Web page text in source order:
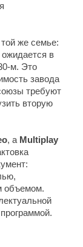
же семье:
в
м. Это
завода
требуют
вторую
, а Multiplay
объемом.